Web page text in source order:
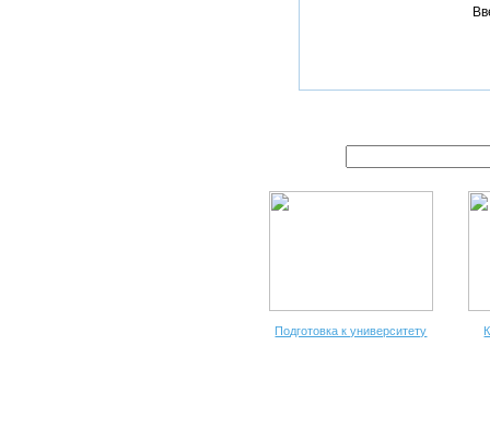
Подготовка к университету